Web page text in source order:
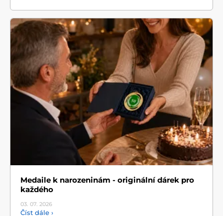
Medaile k narozeninám - originální dárek pro
každého
03. 07. 2026
Číst dále ›